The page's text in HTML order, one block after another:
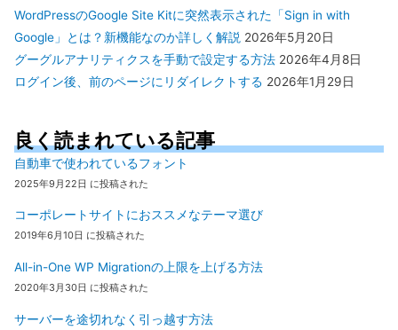
WordPressのGoogle Site Kitに突然表示された「Sign in with
Google」とは？新機能なのか詳しく解説 2026年5月20日
グーグルアナリティクスを手動で設定する方法 2026年4月8日
ログイン後、前のページにリダイレクトする 2026年1月29日
良く読まれている記事
自動車で使われているフォント
2025年9月22日 に投稿された
コーポレートサイトにおススメなテーマ選び
2019年6月10日 に投稿された
All-in-One WP Migrationの上限を上げる方法
2020年3月30日 に投稿された
サーバーを途切れなく引っ越す方法